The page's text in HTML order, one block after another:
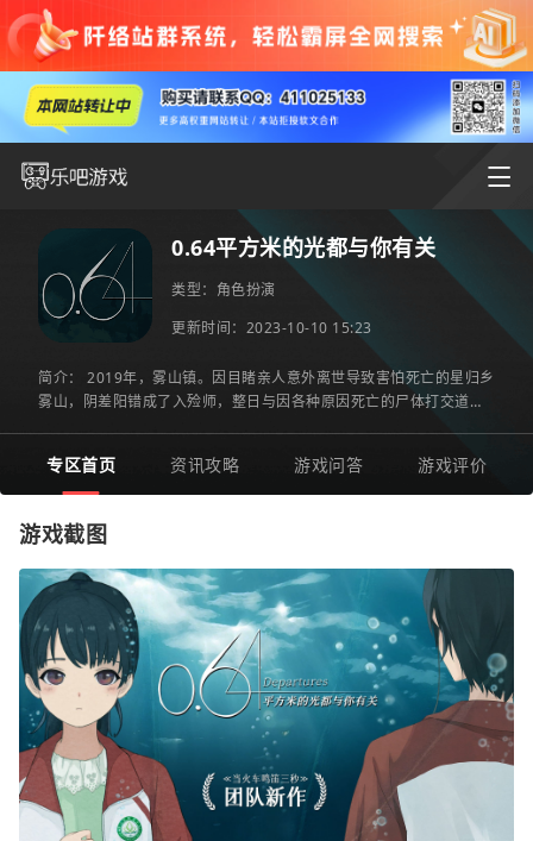
0.64平方米的光都与你有关
类型： 角色扮演
更新时间：2023-10-10 15:23
简介： 2019年，雾山镇。因目睹亲人意外离世导致害怕死亡的星归乡
雾山，阴差阳错成了入殓师，整日与因各种原因死亡的尸体打交道，
专区首页 资讯攻略 游戏问答 游戏评价
游戏截图